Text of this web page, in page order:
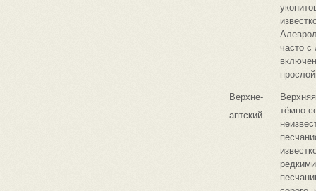
часто с
Верхне-
аптский
тёмно-